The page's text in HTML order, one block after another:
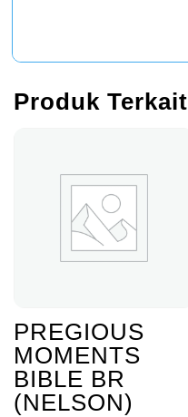
Produk Terkait
PREGIOUS
MOMENTS
BIBLE BR
(NELSON)